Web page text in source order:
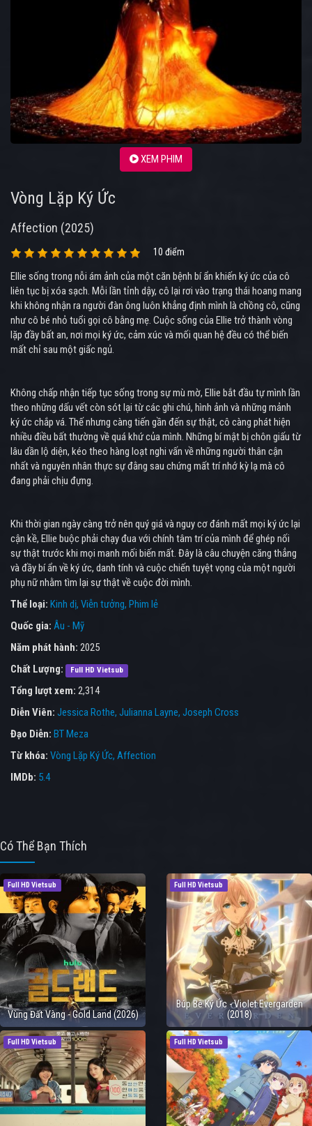
XEM PHIM
Vòng Lặp Ký Ức
Affection (2025)
10 điểm
Ellie sống trong nỗi ám ảnh của một căn bệnh bí ẩn khiến ký ức của cô
liên tục bị xóa sạch. Mỗi lần tỉnh dậy, cô lại rơi vào trạng thái hoang mang
khi không nhận ra người đàn ông luôn khẳng định mình là chồng cô, cũng
như cô bé nhỏ tuổi gọi cô bằng mẹ. Cuộc sống của Ellie trở thành vòng
lặp đầy bất an, nơi mọi ký ức, cảm xúc và mối quan hệ đều có thể biến
mất chỉ sau một giấc ngủ.
Không chấp nhận tiếp tục sống trong sự mù mờ, Ellie bắt đầu tự mình lần
theo những dấu vết còn sót lại từ các ghi chú, hình ảnh và những mảnh
ký ức chắp vá. Thế nhưng càng tiến gần đến sự thật, cô càng phát hiện
nhiều điều bất thường về quá khứ của mình. Những bí mật bị chôn giấu từ
lâu dần lộ diện, kéo theo hàng loạt nghi vấn về những người thân cận
nhất và nguyên nhân thực sự đằng sau chứng mất trí nhớ kỳ lạ mà cô
đang phải chịu đựng.
Khi thời gian ngày càng trở nên quý giá và nguy cơ đánh mất mọi ký ức lại
cận kề, Ellie buộc phải chạy đua với chính tâm trí của mình để ghép nối
sự thật trước khi mọi manh mối biến mất. Đây là câu chuyện căng thẳng
và đầy bí ẩn về ký ức, danh tính và cuộc chiến tuyệt vọng của một người
phụ nữ nhằm tìm lại sự thật về cuộc đời mình.
Thể loại: Kinh dị Viễn tưởng Phim lẻ
Quốc gia: Âu - Mỹ
Năm phát hành: 2025
Chất Lượng:
Full HD Vietsub
Tổng lượt xem: 2,314
Diễn Viên: Jessica Rothe Julianna Layne Joseph Cross
Đạo Diễn: BT Meza
Từ khóa: Vòng Lặp Ký Ức, Affection
IMDb: 5.4
Có Thể Bạn Thích
Full HD Vietsub
Vùng Đất Vàng - Gold Land (2026)
Full HD Vietsub
Búp Bê Ký Ức - Violet Evergarden
(2018)
Full HD Vietsub Full HD Vietsub